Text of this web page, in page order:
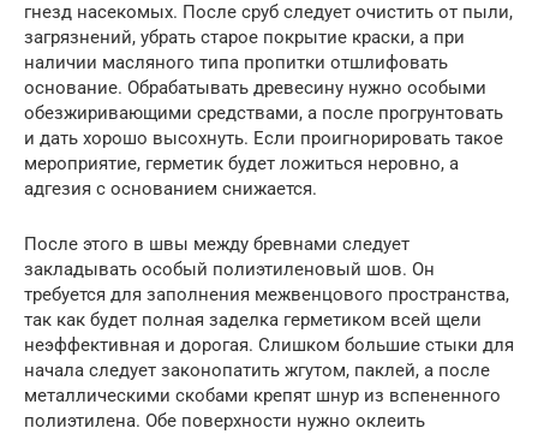
гнезд насекомых. После сруб следует очистить от пыли,
загрязнений, убрать старое покрытие краски, а при
наличии масляного типа пропитки отшлифовать
основание. Обрабатывать древесину нужно особыми
обезжиривающими средствами, а после прогрунтовать
и дать хорошо высохнуть. Если проигнорировать такое
мероприятие, герметик будет ложиться неровно, а
адгезия с основанием снижается.
После этого в швы между бревнами следует
закладывать особый полиэтиленовый шов. Он
требуется для заполнения межвенцового пространства,
так как будет полная заделка герметиком всей щели
неэффективная и дорогая. Слишком большие стыки для
начала следует законопатить жгутом, паклей, а после
металлическими скобами крепят шнур из вспененного
полиэтилена. Обе поверхности нужно оклеить